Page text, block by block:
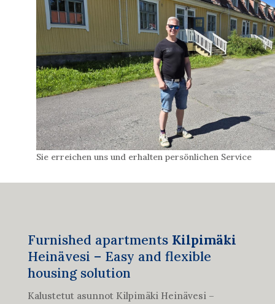
Sie erreichen uns und erhalten persönlichen Service
Furnished apartments Kilpimäki
Heinävesi – Easy and flexible
housing solution
Kalustetut asunnot Kilpimäki Heinävesi –